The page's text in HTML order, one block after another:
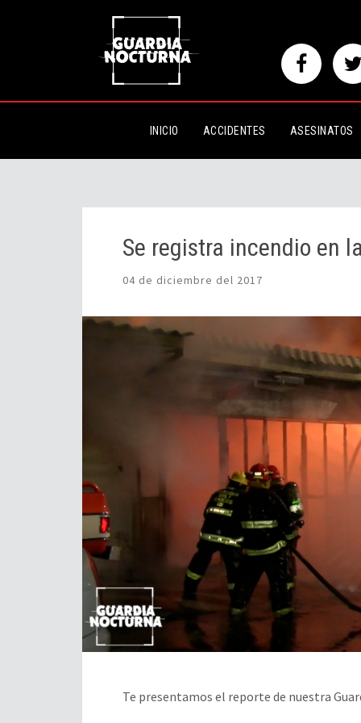
INICIO ACCIDENTES ASESINATOS
Se registra incendio en la
Se registra incendio en
04 de diciembre del 2017
Te presentamos el reporte de nuestra